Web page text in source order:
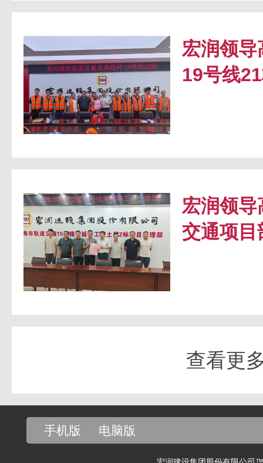
宏润领
19号线
宏润领
交通项目
查看更
手机版 电脑版